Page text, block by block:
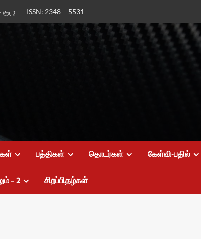
ISSN: 2348 – 5531
பத்திகள் தொடர்கள் கேள்வி-பதில்
– 2 சிறப்பிதழ்கள்